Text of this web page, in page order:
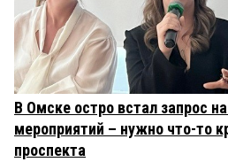
В Омске остро встал запрос
мероприятий – нужно что-то
проспекта